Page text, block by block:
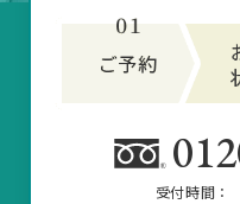
受付時間：